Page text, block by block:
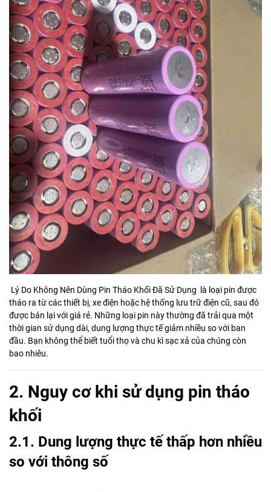
Lý Do Không Nên Dùng Pin Tháo Khối Đã Sử Dụng là loại pin được
tháo ra từ các thiết bị, xe điện hoặc hệ thống lưu trữ điện cũ, sau đó
được bán lại với giá rẻ. Những loại pin này thường đã trải qua một
thời gian sử dụng dài, dung lượng thực tế giảm nhiều so với ban
đầu. Bạn không thể biết tuổi thọ và chu kì sạc xả của chúng còn
bao nhiêu.
2. Nguy cơ khi sử dụng pin tháo
khối
2.1. Dung lượng thực tế thấp hơn nhiều
so với thông số